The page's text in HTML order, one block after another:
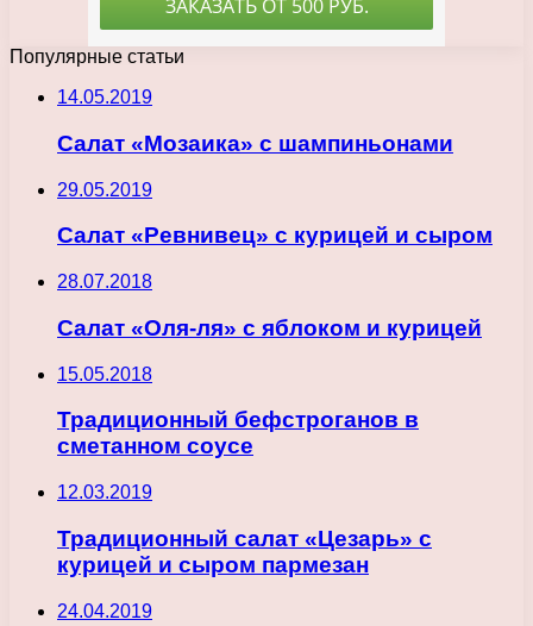
Популярные статьи
14.05.2019
Салат «Мозаика» с шампиньонами
29.05.2019
Салат «Ревнивец» с курицей и сыром
28.07.2018
Салат «Оля-ля» с яблоком и курицей
15.05.2018
Традиционный бефстроганов в
сметанном соусе
12.03.2019
Традиционный салат «Цезарь» с
курицей и сыром пармезан
24.04.2019